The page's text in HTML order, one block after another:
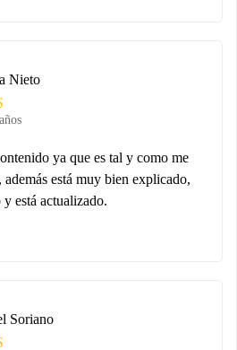
Nieto
ya que es tal y como me
además está muy bien explicado,
y está actualizado.
Soriano